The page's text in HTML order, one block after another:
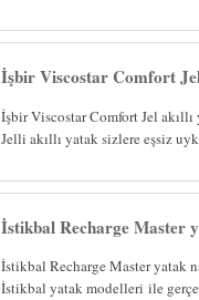
İşbir Viscostar Comfort
İşbir Viscostar Comfort Jel
Jelli akıllı yatak sizlere eşsiz
İstikbal Recharge Master
İstikbal Recharge Master yatak
İstikbal yatak modelleri ile